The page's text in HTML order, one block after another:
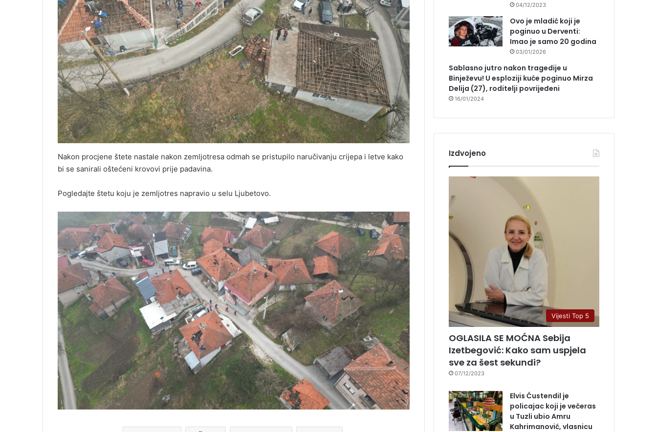
Nakon procjene štete nastale nakon zemljotresa odmah se pristupilo naručivanju crijepa i letve kako
bi se sanirali oštećeni krovovi prije padavina.
Pogledajte štetu koju je zemljotres napravio u selu Ljubetovo.
04/12/2023
Ovo je mladić koji je
poginuo u Derventi:
Imao je samo 20 godina
03/01/2026
Sablasno jutro nakon tragedije u
Binježevu! U esploziji kuće poginuo Mirza
Delija (27), roditelji povrijeđeni
16/01/2024
Izdvojeno
Vijesti Top 5
OGLASILA SE MOĆNA Sebija
Izetbegović: Kako sam uspjela
sve za šest sekundi?
07/12/2023
Elvis Ćustendil je
policajac koji je večeras
u Tuzli ubio Amru
Kahrimanović, vlasnicu